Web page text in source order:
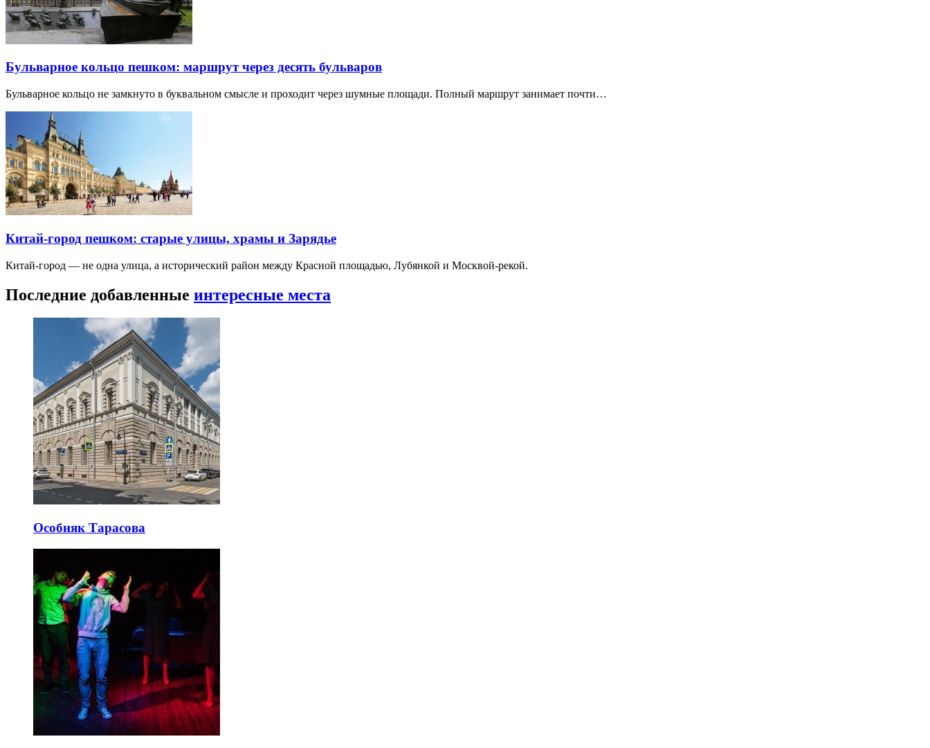
Бульварное кольцо пешком: маршрут через десять бульваров
Бульварное кольцо не замкнуто в буквальном смысле и проходит через шумные площади. Полный маршрут занимает почти…
Китай-город пешком: старые улицы, храмы и Зарядье
Китай-город — не одна улица, а исторический район между Красной площадью, Лубянкой и Москвой-рекой.
Последние добавленные интересные места
Особняк Тарасова